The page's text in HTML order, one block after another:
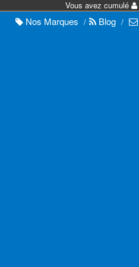
Vous avez cumulé
Nos Marques / Blog /